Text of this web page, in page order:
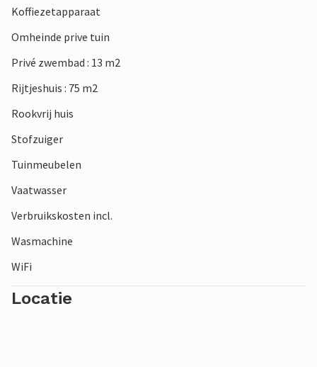
ervaringen.
Koffiezetapparaat
Omheinde prive tuin
Privé zwembad : 13 m2
Rijtjeshuis : 75 m2
Rookvrij huis
Stofzuiger
Tuinmeubelen
Vaatwasser
Verbruikskosten incl.
Wasmachine
WiFi
Locatie